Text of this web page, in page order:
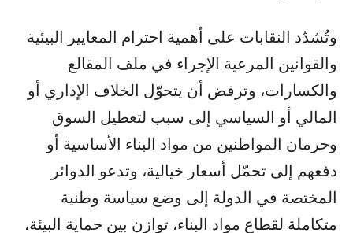
وتُشدّد النقابات على أهمية احترام المعايير البيئية
والقوانين المرعية الإجراء في ملف المقالع
والكسارات، وترفض أن يتحوّل الخلاف الإداري أو
المالي أو السياسي إلى سبب لتعطيل السوق
وحرمان المواطنين من مواد البناء الأساسية أو
دفعهم إلى تحمّل أسعار خيالية، وتدعو الدوائر
المختصة في الدولة إلى وضع سياسة وطنية
متكاملة لقطاع مواد البناء، توازن بين حماية البيئة،